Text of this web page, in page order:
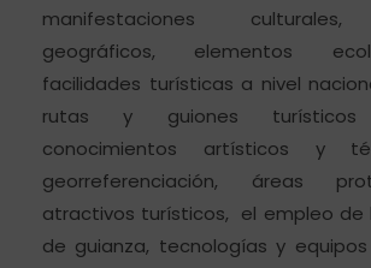
manifestaciones
geográficos, elementos
facilidades turísticas a nivel
rutas y guiones turísticos
conocimientos artísticos y
georreferenciación, áreas
atractivos turísticos, el empleo de
de guianza, tecnologías y